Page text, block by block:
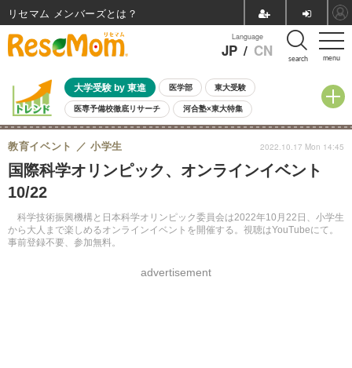
menu
Language
JP / CN search
大学受験 by 東進 医学部 東大受験
医専予備校徹底リサーチ 河合塾×東大特集
親子で考える大学選び 高校受験 中学受験 小学校受験
共通テスト 夏休み
8月開催イベント・WS 全国公立高校 過去問 人気記事
自由研究教材（小学生向け）
国際科学オリンピック、オンラインイベント
10/22
科学技術振興機構と日本科学オリンピック委員会は2022年10月22日、小学生
から大人まで楽しめるオンラインイベントを開催する。視聴はYouTubeにて。
事前登録不要、参加無料。
教育イベント 小学生
advertisement
2022.10.17 Mon 14:45
リセマム メンバーズ